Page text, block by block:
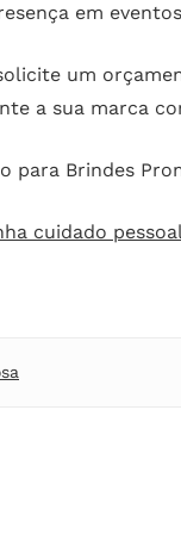
em
um
a sua marca
para Brindes
cuidado